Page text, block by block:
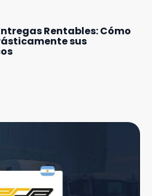
Rentables: Cómo
sus